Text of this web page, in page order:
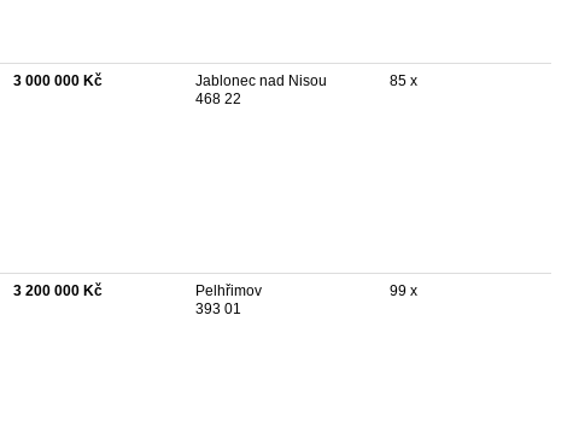
3 000 000 Kč
Jablonec nad Nisou
468 22
85 x
3 200 000 Kč
Pelhřimov
393 01
99 x